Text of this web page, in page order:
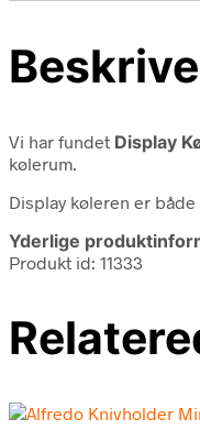
Vi har fundet Display
kølerum.
Display køleren er
Yderlige
Produkt id: 11333